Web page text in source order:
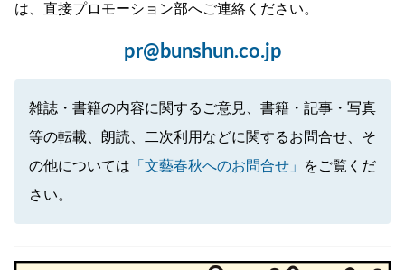
は、直接プロモーション部へご連絡ください。
pr@bunshun.co.jp
雑誌・書籍の内容に関するご意見、書籍・記事・写真
等の転載、朗読、二次利用などに関するお問合せ、そ
の他については 「文藝春秋へのお問合せ」
をご覧くだ
さい。